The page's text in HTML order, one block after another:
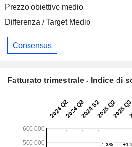
Prezzo obiettivo medio
Differenza / Target Medio
Consensus
Fatturato trimestrale - Indice di